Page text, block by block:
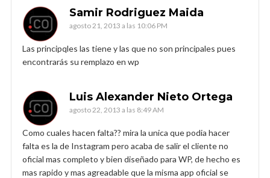
Samir Rodriguez Maida
agosto 21, 2013 a las 10:06 PM
Las principqles las tiene y las que no son principales pues
encontrarás su remplazo en wp
Luis Alexander Nieto Ortega
agosto 22, 2013 a las 8:49 AM
Como cuales hacen falta?? mira la unica que podia hacer
falta es la de Instagram pero acaba de salir el cliente no
oficial mas completo y bien diseñado para WP, de hecho es
mas rapido y mas agreadable que la misma app oficial se